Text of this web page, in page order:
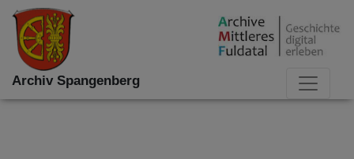
Archiv Spangenberg